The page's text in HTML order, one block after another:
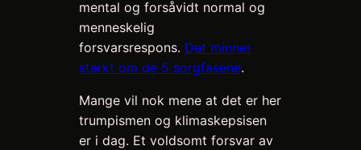
mental og forsåvidt normal og
menneskelig
forsvarsrespons. Det minner
sterkt om de 5 sorgfasene.
Mange vil nok mene at det er her
trumpismen og klimaskepsisen
er i dag. Et voldsomt forsvar av